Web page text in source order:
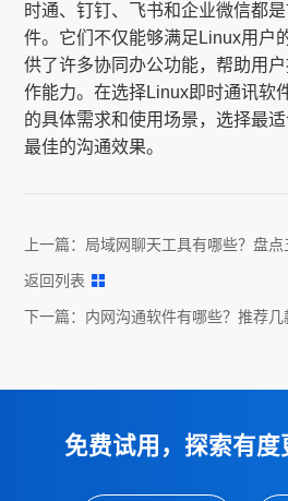
时通、钉钉、飞书和企业微信都
件。它们不仅能够满足Linux用户
供了许多协同办公功能，帮助用
作能力。在选择Linux即时通讯软
的具体需求和使用场景，选择最
最佳的沟通效果。
上一篇： 局域网聊天工具有哪些？盘点
返回列表
下一篇： 内网沟通软件有哪些？推荐
免费试用，探索有